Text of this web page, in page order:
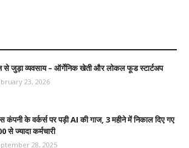
से जुड़ा व्यवसाय – ऑर्गेनिक खेती और लोकल फूड स्टार्टअप
23, 2026
कंपनी के वर्कर्स पर पड़ी AI की गाज, 3 महीने में निकाल दिए गए
से ज्यादा कर्मचारी
28, 2025